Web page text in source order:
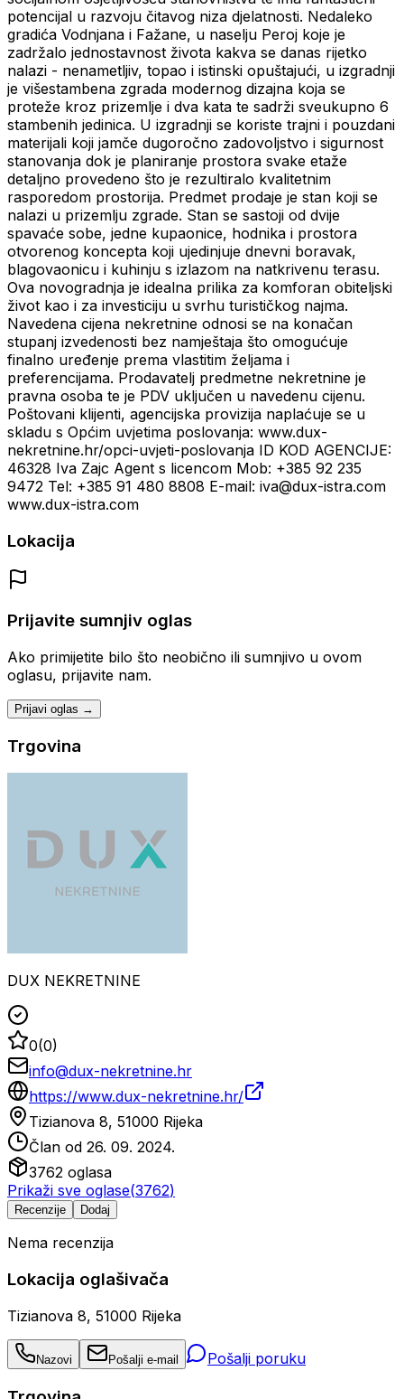
potencijal u razvoju čitavog niza djelatnosti. Nedaleko
gradića Vodnjana i Fažane, u naselju Peroj koje je
zadržalo jednostavnost života kakva se danas rijetko
nalazi - nenametljiv, topao i istinski opuštajući, u izgradnji
je višestambena zgrada modernog dizajna koja se
proteže kroz prizemlje i dva kata te sadrži sveukupno 6
stambenih jedinica. U izgradnji se koriste trajni i pouzdani
materijali koji jamče dugoročno zadovoljstvo i sigurnost
stanovanja dok je planiranje prostora svake etaže
detaljno provedeno što je rezultiralo kvalitetnim
rasporedom prostorija. Predmet prodaje je stan koji se
nalazi u prizemlju zgrade. Stan se sastoji od dvije
spavaće sobe, jedne kupaonice, hodnika i prostora
otvorenog koncepta koji ujedinjuje dnevni boravak,
blagovaonicu i kuhinju s izlazom na natkrivenu terasu.
Ova novogradnja je idealna prilika za komforan obiteljski
život kao i za investiciju u svrhu turističkog najma.
Navedena cijena nekretnine odnosi se na konačan
stupanj izvedenosti bez namještaja što omogućuje
finalno uređenje prema vlastitim željama i
preferencijama. Prodavatelj predmetne nekretnine je
pravna osoba te je PDV uključen u navedenu cijenu.
Poštovani klijenti, agencijska provizija naplaćuje se u
skladu s Općim uvjetima poslovanja: www.dux-
nekretnine.hr/opci-uvjeti-poslovanja ID KOD AGENCIJE:
46328 Iva Zajc Agent s licencom Mob: +385 92 235
9472 Tel: +385 91 480 8808 E-mail: iva@dux-istra.com
www.dux-istra.com
Lokacija
Prijavite sumnjiv oglas
Ako primijetite bilo što neobično ili sumnjivo u ovom
oglasu, prijavite nam.
Prijavi oglas →
Trgovina
DUX NEKRETNINE
0(0)
info@dux-nekretnine.hr
https://www.dux-nekretnine.hr/
Tizianova 8, 51000 Rijeka
Član od 26. 09. 2024.
3762 oglasa
Prikaži sve oglase(3762)
Recenzije Dodaj
Nema recenzija
Lokacija oglašivača
Tizianova 8, 51000 Rijeka
Nazovi Pošalji e-mail Pošalji poruku